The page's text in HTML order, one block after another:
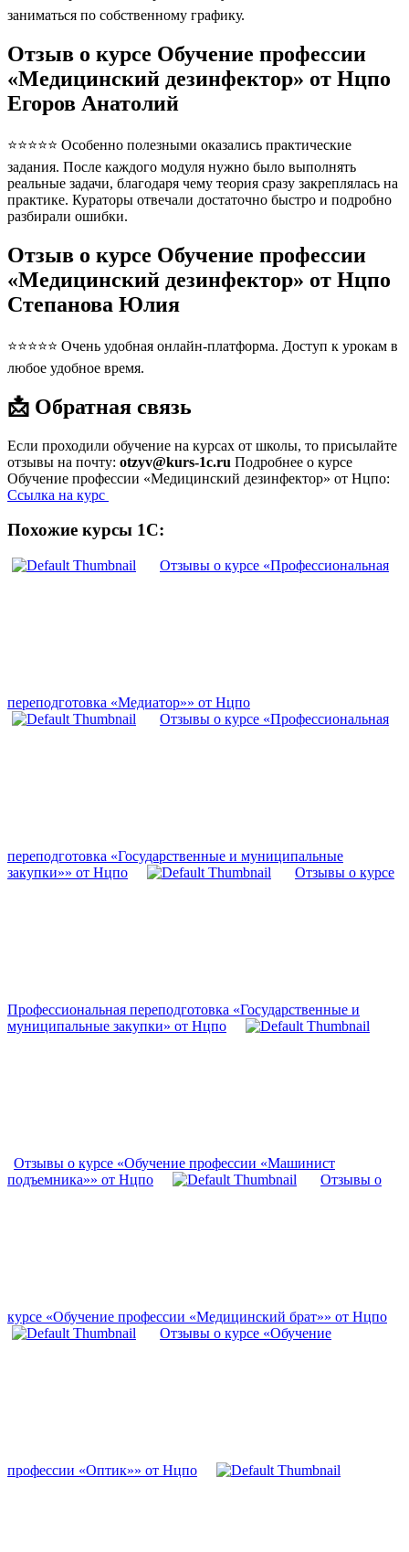
заниматься по собственному графику.
Отзыв о курсе Обучение профессии
«Медицинский дезинфектор» от Нцпо
Егоров Анатолий
⭐⭐⭐⭐⭐ Особенно полезными оказались практические
задания. После каждого модуля нужно было выполнять
реальные задачи, благодаря чему теория сразу закреплялась на
практике. Кураторы отвечали достаточно быстро и подробно
разбирали ошибки.
Отзыв о курсе Обучение профессии
«Медицинский дезинфектор» от Нцпо
Степанова Юлия
⭐⭐⭐⭐⭐ Очень удобная онлайн-платформа. Доступ к урокам в
любое удобное время.
📩 Обратная связь
Если проходили обучение на курсах от школы, то присылайте
отзывы на почту: otzyv@kurs-1c.ru Подробнее о курсе
Обучение профессии «Медицинский дезинфектор» от Нцпо:
Ссылка на курс
Похожие курсы 1С:
Отзывы о курсе «Профессиональная
переподготовка «Медиатор»» от Нцпо
Отзывы о курсе «Профессиональная
переподготовка «Государственные и муниципальные
закупки»» от Нцпо
Отзывы о курсе
Профессиональная переподготовка «Государственные и
муниципальные закупки» от Нцпо
Отзывы о курсе «Обучение профессии «Машинист
подъемника»» от Нцпо
Отзывы о
курсе «Обучение профессии «Медицинский брат»» от Нцпо
Отзывы о курсе «Обучение
профессии «Оптик»» от Нцпо